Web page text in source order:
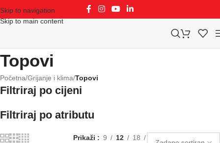
Skip to navigation
Skip to main content
Topovi
Početna/Grijanje i klima/Topovi
Filtriraj po cijeni
Filtriraj po atributu
Prikaži 9 12
18